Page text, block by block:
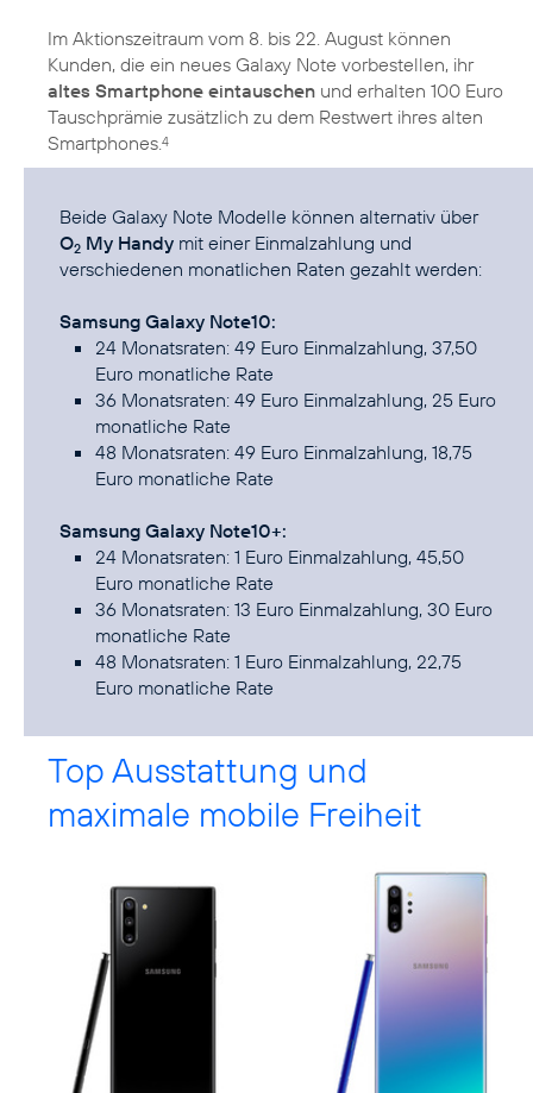
Im Aktionszeitraum vom 8. bis 22. August können
Kunden, die ein neues Galaxy Note vorbestellen, ihr
altes Smartphone eintauschen und erhalten 100 Euro
Tauschprämie zusätzlich zu dem Restwert ihres alten
Smartphones.4
Beide Galaxy Note Modelle können alternativ über
O2 My Handy mit einer Einmalzahlung und
verschiedenen monatlichen Raten gezahlt werden:
Samsung Galaxy Note10:
24 Monatsraten: 49 Euro Einmalzahlung, 37,50
Euro monatliche Rate
36 Monatsraten: 49 Euro Einmalzahlung, 25 Euro
monatliche Rate
48 Monatsraten: 49 Euro Einmalzahlung, 18,75
Euro monatliche Rate
Samsung Galaxy Note10+:
24 Monatsraten: 1 Euro Einmalzahlung, 45,50
Euro monatliche Rate
36 Monatsraten: 13 Euro Einmalzahlung, 30 Euro
monatliche Rate
48 Monatsraten: 1 Euro Einmalzahlung, 22,75
Euro monatliche Rate
Top Ausstattung und
maximale mobile Freiheit